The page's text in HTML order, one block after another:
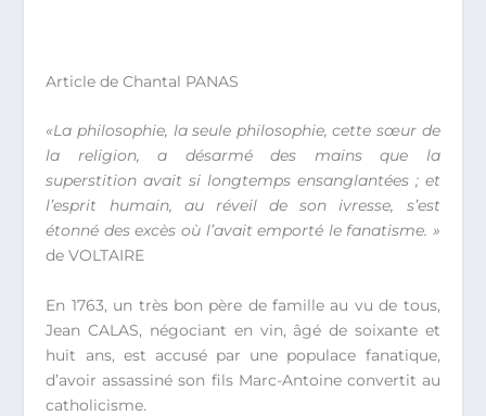
Article de Chantal PANAS
«La philosophie, la seule philosophie, cette sœur de
la religion, a désarmé des mains que la
superstition avait si longtemps ensanglantées ; et
l’esprit humain, au réveil de son ivresse, s’est
étonné des excès où l’avait emporté le fanatisme. »
de VOLTAIRE
En 1763, un très bon père de famille au vu de tous,
Jean CALAS, négociant en vin, âgé de soixante et
huit ans, est accusé par une populace fanatique,
d’avoir assassiné son fils Marc-Antoine convertit au
catholicisme.